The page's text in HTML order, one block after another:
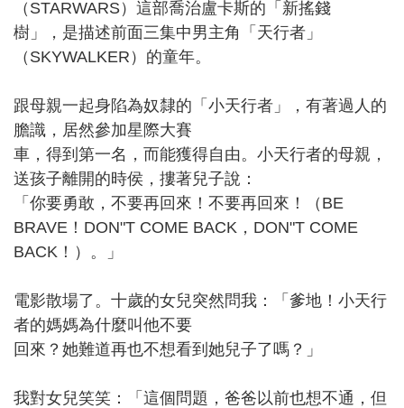
（STARWARS）這部喬治盧卡斯的「新搖錢
樹」，是描述前面三集中男主角「天行者」
（SKYWALKER）的童年。
跟母親一起身陷為奴隸的「小天行者」，有著過人的
膽識，居然參加星際大賽
車，得到第一名，而能獲得自由。小天行者的母親，
送孩子離開的時侯，摟著兒子說：
「你要勇敢，不要再回來！不要再回來！（BE
BRAVE！DON"T COME BACK，DON"T COME
BACK！）。」
電影散場了。十歲的女兒突然問我：「爹地！小天行
者的媽媽為什麼叫他不要
回來？她難道再也不想看到她兒子了嗎？」
我對女兒笑笑：「這個問題，爸爸以前也想不通，但